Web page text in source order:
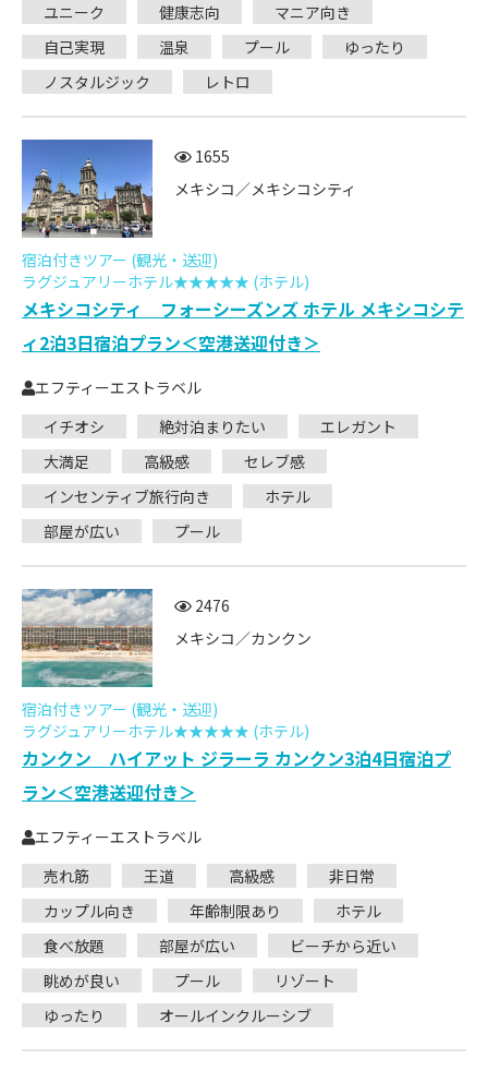
ユニーク
健康志向
マニア向き
自己実現
温泉 プール
ゆったり
ノスタルジック
レトロ
1655
メキシコ／メキシコシティ
宿泊付きツアー (観光・送迎)
ラグジュアリーホテル★★★★★ (ホテル)
メキシコシティ フォーシーズンズ ホテル メキシコシテ
ィ2泊3日宿泊プラン＜空港送迎付き＞
エフティーエストラベル
イチオシ
絶対泊まりたい
エレガント
大満足
高級感
セレブ感
インセンティブ旅行向き
ホテル
部屋が広い
プール
2476
メキシコ／カンクン
宿泊付きツアー (観光・送迎)
ラグジュアリーホテル★★★★★ (ホテル)
カンクン ハイアット ジラーラ カンクン3泊4日宿泊プ
ラン＜空港送迎付き＞
エフティーエストラベル
売れ筋
王道 高級感
非日常
カップル向き
年齢制限あり
ホテル
食べ放題
部屋が広い
ビーチから近い
眺めが良い
プール
リゾート
ゆったり
オールインクルーシブ